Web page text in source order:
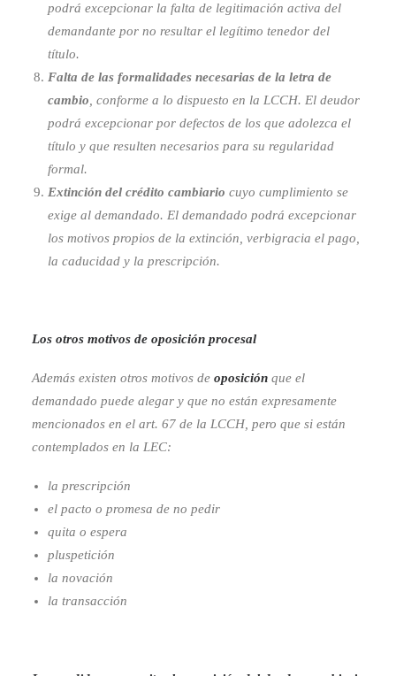
podrá excepcionar la falta de legitimación activa del
demandante por no resultar el legítimo tenedor del
título.
Falta de las formalidades necesarias de la letra de
cambio, conforme a lo dispuesto en la LCCH. El deudor
podrá excepcionar por defectos de los que adolezca el
título y que resulten necesarios para su regularidad
formal.
Extinción del crédito cambiario cuyo cumplimiento se
exige al demandado. El demandado podrá excepcionar
los motivos propios de la extinción, verbigracia el pago,
la caducidad y la prescripción.
Los otros motivos de oposición procesal
Además existen otros motivos de oposición que el
demandado puede alegar y que no están expresamente
mencionados en el art. 67 de la LCCH, pero que si están
contemplados en la LEC:
la prescripción
el pacto o promesa de no pedir
quita o espera
pluspetición
la novación
la transacción